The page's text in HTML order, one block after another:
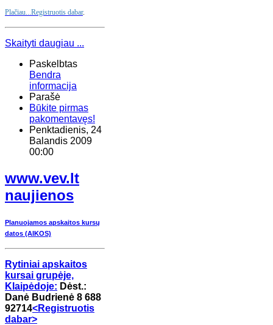
Plačiau...Registruotis dabar.
Skaityti daugiau ...
Paskelbtas
Bendra
informacija
Parašė
Būkite pirmas
pakomentavęs!
Penktadienis, 24
Balandis 2009
00:00
www.vev.lt
naujienos
Planuojamos apskaitos kursų
datos (AIKOS)
Rytiniai apskaitos
kursai grupėje,
Klaipėdoje: Dėst.:
Danė Budrienė 8 688
92714<Registruotis
dabar>